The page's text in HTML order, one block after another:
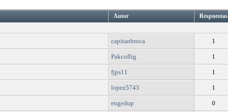
Autor Respuestas
capitanbroca 1
Pakcoflig 1
fjps11 1
lopez5743 1
eugedup 0